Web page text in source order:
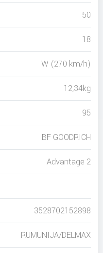
50
18
W (270 km/h)
12,34kg
95
BF GOODRICH
Advantage 2
3528702152898
RUMUNIJA/DELMAX